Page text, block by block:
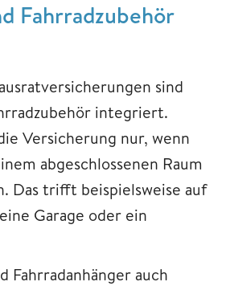
Fahrradzubehör
sind
integriert.
Versicherung nur, wenn
abgeschlossenen Raum
Das trifft beispielsweise auf
Garage oder ein
Fahrradanhänger auch